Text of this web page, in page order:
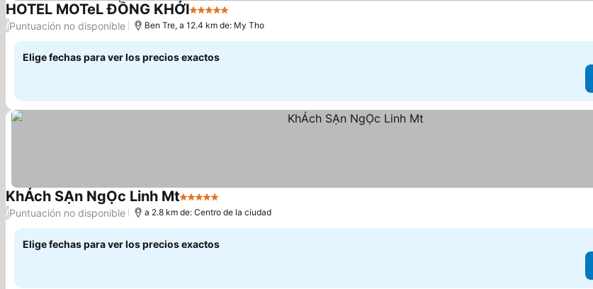
HOTEL MOTeL ĐỒNG KHỞI5 Estrellas
/Puntuación no disponible Ben Tre, a 12.4 km de: My Tho
Elige fechas para ver los precios exactos
KhÁch SẠn NgỌc Linh Mt5 Estrellas
/Puntuación no disponible a 2.8 km de: Centro de la ciudad
Elige fechas para ver los precios exactos